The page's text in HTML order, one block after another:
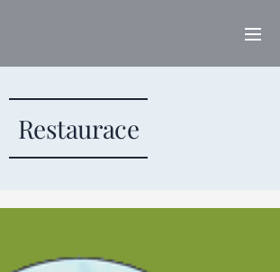
Restaurace